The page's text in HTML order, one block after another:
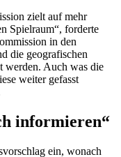
zielt auf mehr
Spielraum“, forderte
in den
die geografischen
werden. Auch was die
weiter gefasst
informieren“
ein, wonach